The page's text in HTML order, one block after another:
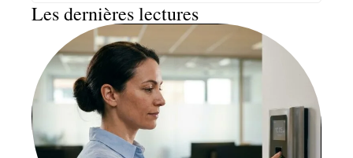
Les dernières lectures